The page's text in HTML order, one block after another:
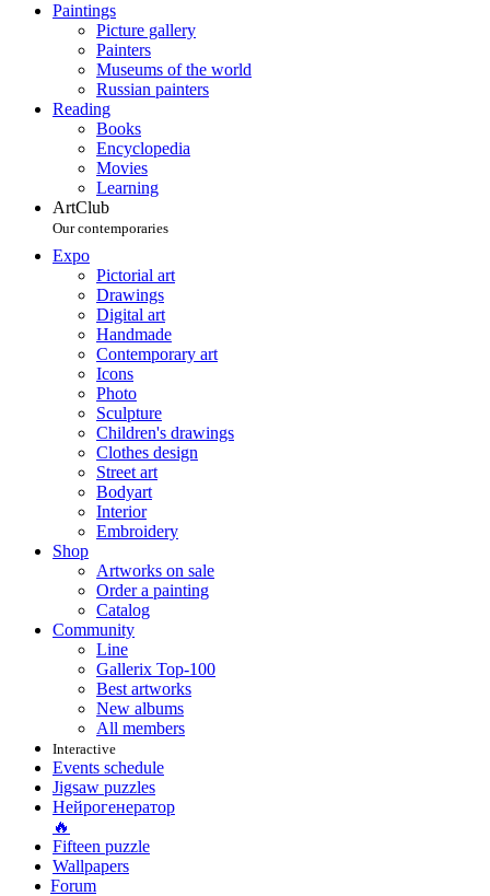
Paintings
Picture gallery
Painters
Museums of the world
Russian painters
Reading
Books
Encyclopedia
Movies
Learning
ArtClub
Our contemporaries
Expo
Pictorial art
Drawings
Digital art
Handmade
Contemporary art
Icons
Photo
Sculpture
Children's drawings
Clothes design
Street art
Bodyart
Interior
Embroidery
Shop
Artworks on sale
Order a painting
Catalog
Community
Line
Gallerix Top-100
Best artworks
New albums
All members
Interactive
Events schedule
Jigsaw puzzles
Нейрогенератор
🔥
Fifteen puzzle
Wallpapers
Forum